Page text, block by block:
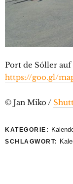
Port de Sóller auf
https://goo.gl/
© Jan Miko /
KATEGORIE:
SCHLAGWORT: